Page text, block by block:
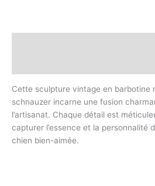
Cette sculpture vintage en barbotine
schnauzer incarne une fusion
l’artisanat. Chaque détail est
capturer l’essence et la personnalité
chien bien-aimée.